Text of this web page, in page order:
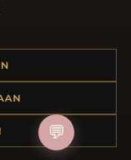
rechten
💬